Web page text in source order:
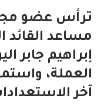
ترأس عضو
مساعد القائد
إبراهيم جابر
العملة،
آخر